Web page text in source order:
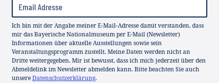
Ich bin mit der Angabe meiner E-Mail-Adresse damit verstanden, dass
mir das Bayerische Nationalmuseum per E-Mail (Newsletter)
Informationen über aktuelle Ausstellungen sowie sein
Veranstaltungsprogramm zustellt. Meine Daten werden nicht an
Dritte weitergegeben. Mir ist bewusst, dass ich mich jederzeit über den
Abmeldelink im Newsletter abmelden kann. Bitte beachten Sie auch
unsereDatenschutzerklärung.